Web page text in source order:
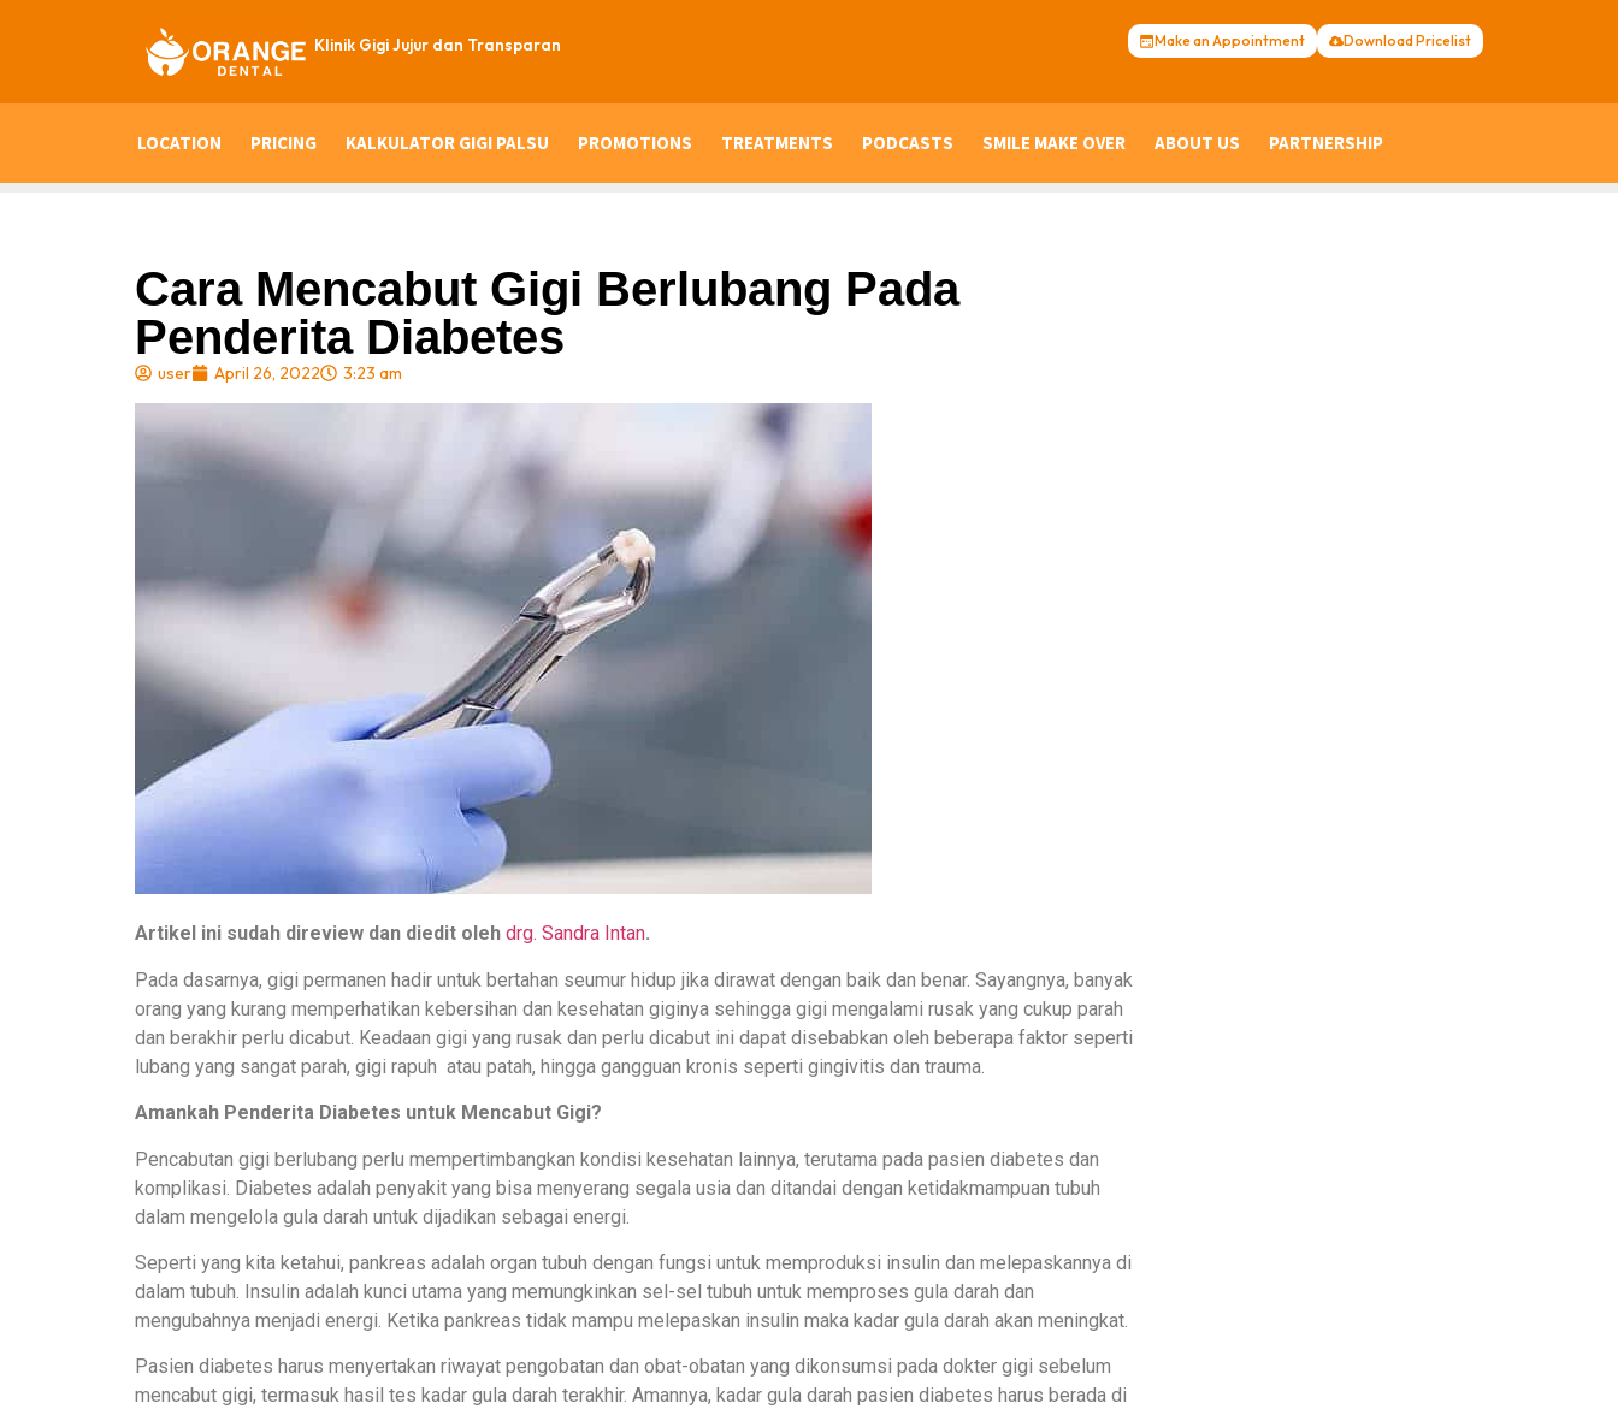
Klinik Gigi Jujur dan Transparan Download Pricelist
Make an Appointment
LOCATION PRICING KALKULATOR GIGI PALSU PROMOTIONS TREATMENTS PODCASTS SMILE MAKE OVER ABOUT US PARTNERSHIP
Cara Mencabut Gigi Berlubang Pada
Penderita Diabetes
user April 26, 2022 3:23 am
Artikel ini sudah direview dan diedit oleh drg. Sandra Intan.
Pada dasarnya, gigi permanen hadir untuk bertahan seumur hidup jika dirawat dengan baik dan benar. Sayangnya, banyak
orang yang kurang memperhatikan kebersihan dan kesehatan giginya sehingga gigi mengalami rusak yang cukup parah
dan berakhir perlu dicabut. Keadaan gigi yang rusak dan perlu dicabut ini dapat disebabkan oleh beberapa faktor seperti
lubang yang sangat parah, gigi rapuh atau patah, hingga gangguan kronis seperti gingivitis dan trauma.
Amankah Penderita Diabetes untuk Mencabut Gigi?
Pencabutan gigi berlubang perlu mempertimbangkan kondisi kesehatan lainnya, terutama pada pasien diabetes dan
komplikasi. Diabetes adalah penyakit yang bisa menyerang segala usia dan ditandai dengan ketidakmampuan tubuh
dalam mengelola gula darah untuk dijadikan sebagai energi.
Seperti yang kita ketahui, pankreas adalah organ tubuh dengan fungsi untuk memproduksi insulin dan melepaskannya di
dalam tubuh. Insulin adalah kunci utama yang memungkinkan sel-sel tubuh untuk memproses gula darah dan
mengubahnya menjadi energi. Ketika pankreas tidak mampu melepaskan insulin maka kadar gula darah akan meningkat.
Pasien diabetes harus menyertakan riwayat pengobatan dan obat-obatan yang dikonsumsi pada dokter gigi sebelum
mencabut gigi, termasuk hasil tes kadar gula darah terakhir. Amannya, kadar gula darah pasien diabetes harus berada di